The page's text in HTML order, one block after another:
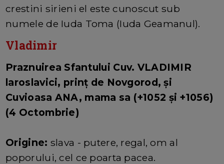
crestini sirieni el este cunoscut sub
numele de Iuda Toma (Iuda Geamanul).
Vladimir
Praznuirea Sfantului Cuv. VLADIMIR
laroslavici, prinţ de Novgorod, şi
Cuvioasa ANA, mama sa (+1052 şi +1056)
(4 Octombrie)
Origine: slava - putere, regal, om al
poporului, cel ce poarta pacea.